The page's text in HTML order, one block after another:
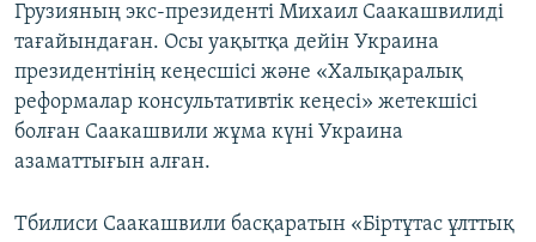
Грузияның экс-президенті Михаил Саакашвилиді
тағайындаған. Осы уақытқа дейін Украина
президентінің кеңесшісі және «Халықаралық
реформалар консультативтік кеңесі» жетекшісі
болған Саакашвили жұма күні Украина
азаматтығын алған.
Тбилиси Саакашвили басқаратын «Біртұтас ұлттық